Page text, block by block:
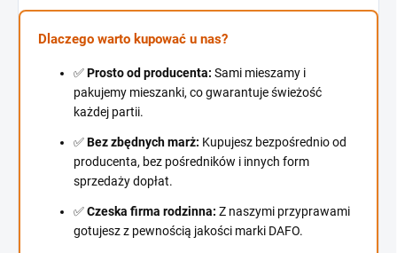
Dlaczego warto kupować u nas?
✅Prosto od producenta: Sami mieszamy i
pakujemy mieszanki, co gwarantuje świeżość
każdej partii.
✅Bez zbędnych marż: Kupujesz bezpośrednio od
producenta, bez pośredników i innych form
sprzedaży dopłat.
✅Czeska firma rodzinna: Z naszymi przyprawami
gotujesz z pewnością jakości marki DAFO.